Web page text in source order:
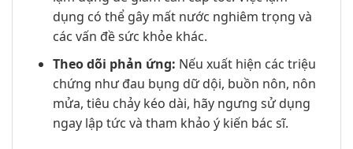
dụng có thể gây mất nước nghiêm trọng và
các vấn đề sức khỏe khác.
Theo dõi phản ứng: Nếu xuất hiện các triệu
chứng như đau bụng dữ dội, buồn nôn, nôn
mửa, tiêu chảy kéo dài, hãy ngưng sử dụng
ngay lập tức và tham khảo ý kiến bác sĩ.